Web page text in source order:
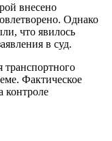
внесено
Однако
что явилось
в суд.
транспортного
Фактическое
контроле